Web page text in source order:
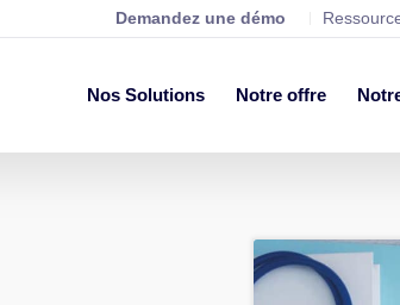
Demandez une démo
Nos Solutions Notre offre